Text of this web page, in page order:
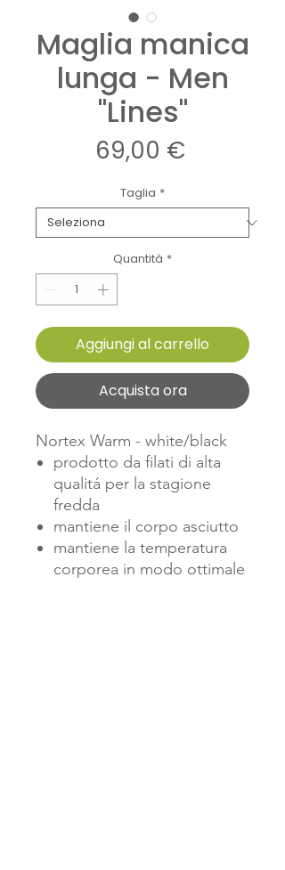
Maglia manica
lunga - Men
"Lines"
69,00 €
Taglia *
Quantità *
Aggiungi al carrello
Acquista ora
Nortex Warm - white/black
prodotto da filati di alta
qualitá per la stagione
fredda
mantiene il corpo asciutto
mantiene la temperatura
corporea in modo ottimale